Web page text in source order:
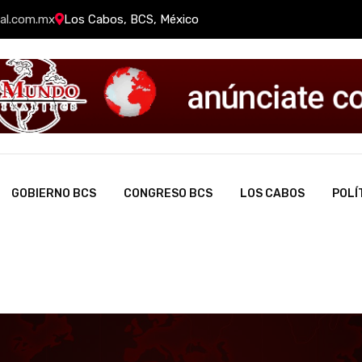
Los Cabos, BCS, México
GOBIERNO BCS CONGRESO BCS LOS CABOS